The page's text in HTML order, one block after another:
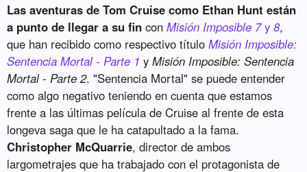
Las aventuras de Tom Cruise como Ethan Hunt están
a punto de llegar a su fin conMisión Imposible 7y8,
que han recibido como respectivo títuloMisión Imposible:
Sentencia Mortal - Parte 1 yMisión Imposible: Sentencia
Mortal - Parte 2. "Sentencia Mortal" se puede entender
como algo negativo teniendo en cuenta que estamos
frente a las últimas película de Cruise al frente de esta
longeva saga que le ha catapultado a la fama.
Christopher McQuarrie, director de ambos
largometrajes que ha trabajado con el protagonista de